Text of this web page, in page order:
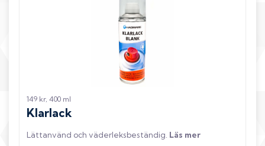
149 kr, 400 ml
Klarlack
Lättanvänd och väderleksbeständig Läs mer